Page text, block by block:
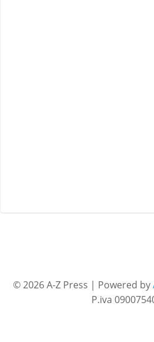
© 2026 A-Z Press | Powered by
P.iva